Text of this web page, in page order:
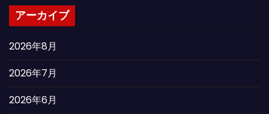
アーカイブ
2026年8月
2026年7月
2026年6月